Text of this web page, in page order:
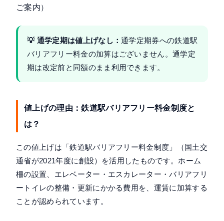
ご案内）
💡 通学定期は値上げなし：通学定期券への鉄道駅
バリアフリー料金の加算はございません。通学定
期は改定前と同額のまま利用できます。
値上げの理由：鉄道駅バリアフリー料金制度と
は？
この値上げは「鉄道駅バリアフリー料金制度」（国土交
通省が2021年度に創設）を活用したものです。ホーム
柵の設置、エレベーター・エスカレーター・バリアフリ
ートイレの整備・更新にかかる費用を、運賃に加算する
ことが認められています。